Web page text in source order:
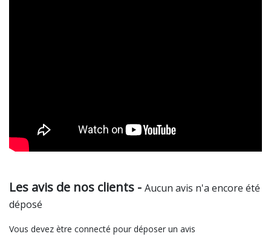
Les avis de nos clients - Aucun avis n'a encore été
déposé
Vous devez ètre connecté pour déposer un avis